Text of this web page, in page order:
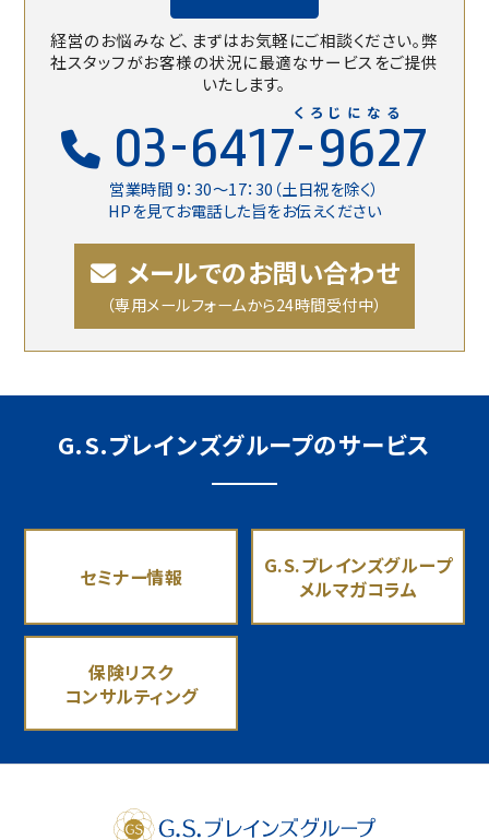
経営のお悩みなど、まずはお気軽にご相談ください。弊
社スタッフがお客様の状況に最適なサービスをご提供
いたします。
03-6417-9627
営業時間 9：30〜17：30（土日祝を除く）
HPを見てお電話した旨をお伝えください
くろじになる
メールでのお問い合わせ
（専用メールフォームから24時間受付中）
G.S.ブレインズグループのサービス
セミナー情報
G.S.ブレインズグループ
メルマガコラム
保険リスク
コンサルティング